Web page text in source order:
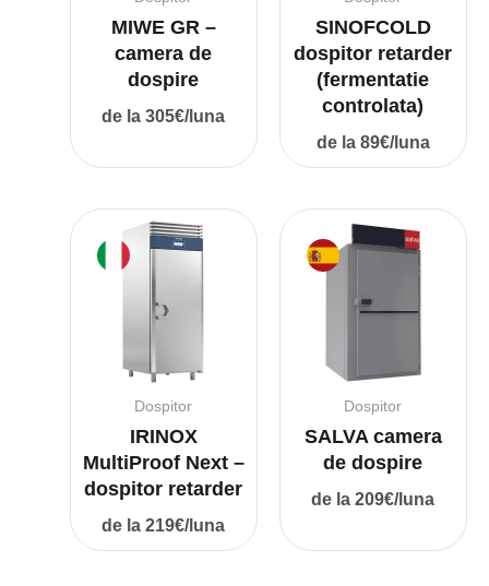
MIWE GR –
camera de
dospire
de la 305€/luna
SINOFCOLD
dospitor retarder
(fermentatie
controlata)
de la 89€/luna
Dospitor
IRINOX
MultiProof Next –
dospitor retarder
de la 219€/luna
Dospitor
SALVA camera
de dospire
de la 209€/luna